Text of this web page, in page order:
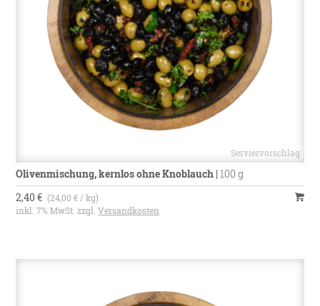
Olivenmischung, kernlos ohne Knoblauch |100 g
2,40 € (24,00 € / kg)
inkl. 7% MwSt. zzgl.Versandkosten